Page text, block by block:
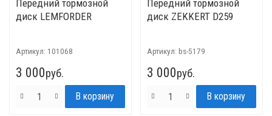
Передний тормозной
диск LEMFORDER
Артикул: 101068
3 000руб.
Передний тормозной
диск ZEKKERT D259
Артикул: bs-5179
3 000руб.